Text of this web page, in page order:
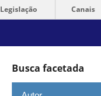
Legislação Canais
Busca facetada